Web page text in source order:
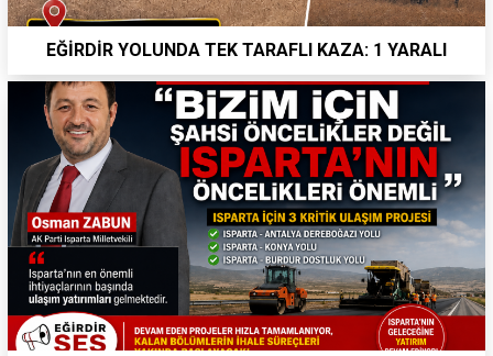
EĞİRDİR YOLUNDA TEK TARAFLI KAZA: 1 YARALI